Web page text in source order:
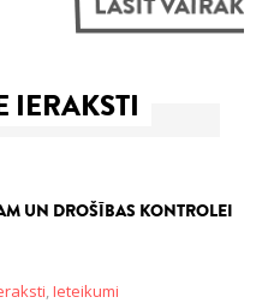
IERAKSTI
UN DROŠĪBAS KONTROLEI
Ieteikumi